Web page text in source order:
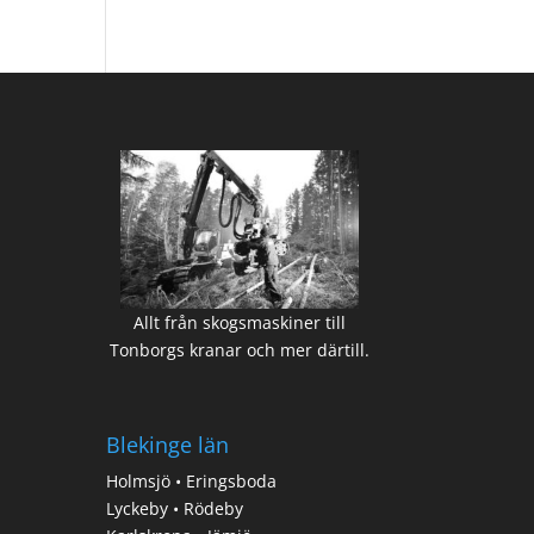
Allt från skogsmaskiner till
Tonborgs kranar och mer därtill.
Blekinge län
Holmsjö • Eringsboda
Lyckeby • Rödeby